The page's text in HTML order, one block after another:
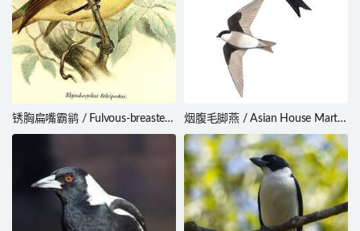
锈胸扁嘴霸鹟 / Fulvous-breasted
Flatbill / Rhynchocyclus
烟腹毛脚燕 / Asian House Martin
/ Delichon dasypus